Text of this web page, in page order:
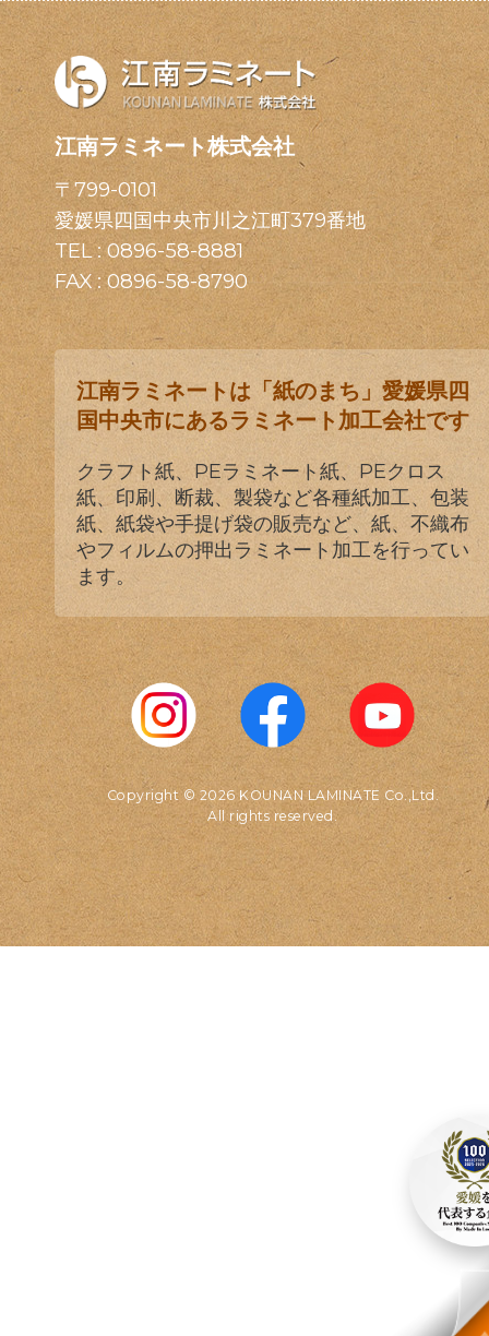
江南ラミネート株式会社
〒799-0101
愛媛県四国中央市川之江町379番地
TEL :0896-58-8881
FAX : 0896-58-8790
江南ラミネートは「紙のまち」愛媛県四
国中央市にあるラミネート加工会社です
クラフト紙、PEラミネート紙、PEクロス
紙、印刷、断裁、製袋など各種紙加工、包装
紙、紙袋や手提げ袋の販売など、紙、不織布
やフィルムの押出ラミネート加工を行ってい
ます。
Copyright © 2026 KOUNAN LAMINATE Co.,Ltd.
All rights reserved.